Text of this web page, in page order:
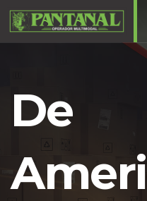
De